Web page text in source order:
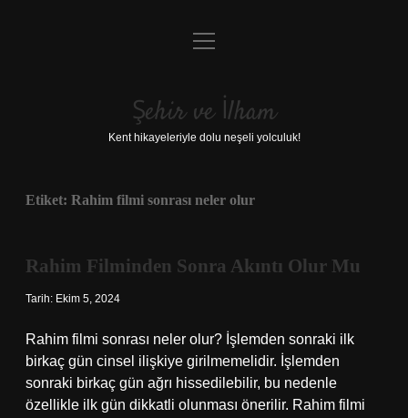
Anasayfa
Yasal Uyarı
menüyü
Şehir ve İlham
Kent hikayeleriyle dolu neşeli yolculuk!
Etiket: Rahim filmi sonrası neler olur
Rahim Filminden Sonra Akıntı Olur Mu
Tarih: Ekim 5, 2024
Rahim filmi sonrası neler olur? İşlemden sonraki ilk
birkaç gün cinsel ilişkiye girilmemelidir. İşlemden
sonraki birkaç gün ağrı hissedilebilir, bu nedenle
özellikle ilk gün dikkatli olunması önerilir. Rahim filmi